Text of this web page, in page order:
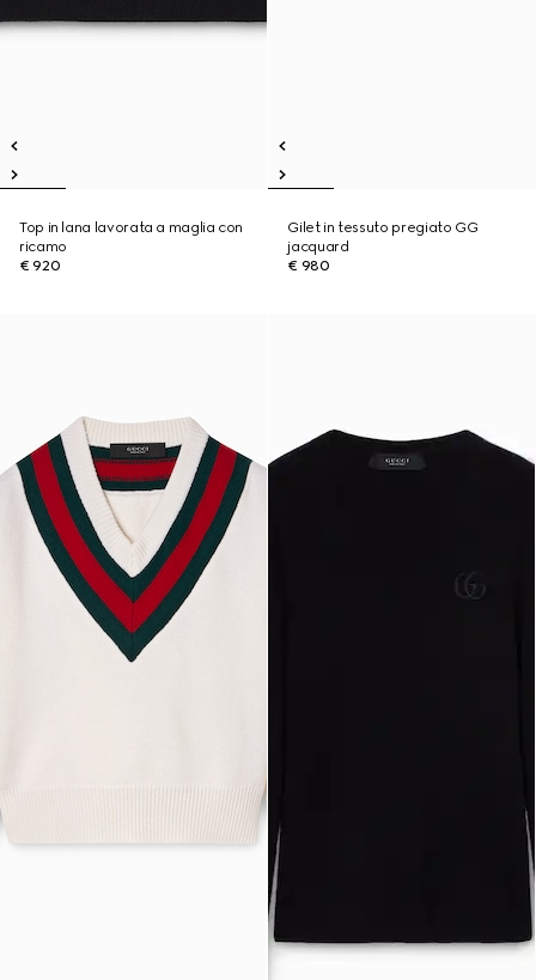
Top in lana lavorata a maglia con
ricamo
€ 920
Gilet in tessuto pregiato GG
jacquard
€ 980